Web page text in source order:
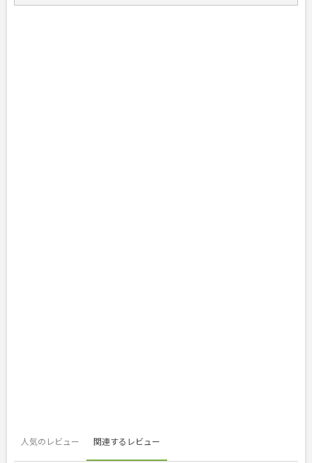
人気のレビュー 関連するレビュー